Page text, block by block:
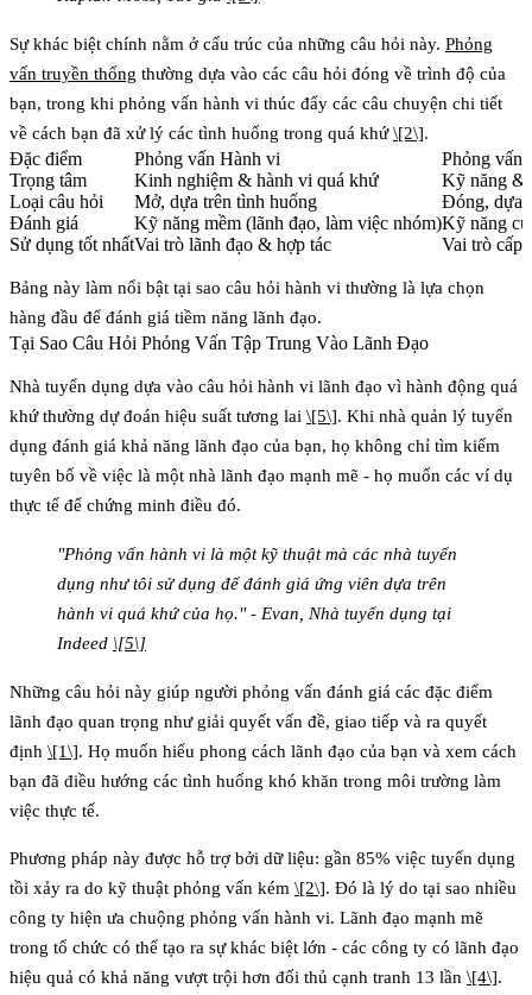
Sự khác biệt chính nằm ở cấu trúc của những câu hỏi này. Phỏng
vấn truyền thống thường dựa vào các câu hỏi đóng về trình độ của
bạn, trong khi phỏng vấn hành vi thúc đẩy các câu chuyện chi tiết
về cách bạn đã xử lý các tình huống trong quá khứ\[2\].
Đặc điểm Phỏng vấn Hành vi
Phỏng vấn
Trọng tâm
Kinh nghiệm & hành vi quá khứ
Kỹ năng &
Loại câu hỏi
Mở, dựa trên tình huống
Đóng, dựa
Đánh giá
Kỹ năng mềm (lãnh đạo, làm việc nhóm)Kỹ năng
Sử dụng tốt nhấtVai trò lãnh đạo & hợp tác Vai trò cấp
Bảng này làm nổi bật tại sao câu hỏi hành vi thường là lựa chọn
hàng đầu để đánh giá tiềm năng lãnh đạo.
Tại Sao Câu Hỏi Phỏng Vấn Tập Trung Vào Lãnh Đạo
Nhà tuyển dụng dựa vào câu hỏi hành vi lãnh đạo vì hành động quá
khứ thường dự đoán hiệu suất tương lai \[5\]. Khi nhà quản lý tuyển
dụng đánh giá khả năng lãnh đạo của bạn, họ không chỉ tìm kiếm
tuyên bố về việc là một nhà lãnh đạo mạnh mẽ - họ muốn các ví dụ
thực tế để chứng minh điều đó.
"Phỏng vấn hành vi là một kỹ thuật mà các nhà tuyển
dụng như tôi sử dụng để đánh giá ứng viên dựa trên
hành vi quá khứ của họ." - Evan, Nhà tuyển dụng tại
Indeed \[5\]
Những câu hỏi này giúp người phỏng vấn đánh giá các đặc điểm
lãnh đạo quan trọng như giải quyết vấn đề, giao tiếp và ra quyết
định \[1\]. Họ muốn hiểu phong cách lãnh đạo của bạn và xem cách
bạn đã điều hướng các tình huống khó khăn trong môi trường làm
việc thực tế.
Phương pháp này được hỗ trợ bởi dữ liệu: gần 85% việc tuyển dụng
tồi xảy ra do kỹ thuật phỏng vấn kém \[2\]. Đó là lý do tại sao nhiều
công ty hiện ưa chuộng phỏng vấn hành vi. Lãnh đạo mạnh mẽ
trong tổ chức có thể tạo ra sự khác biệt lớn - các công ty có lãnh đạo
hiệu quả có khả năng vượt trội hơn đối thủ cạnh tranh 13 lần \[4\].